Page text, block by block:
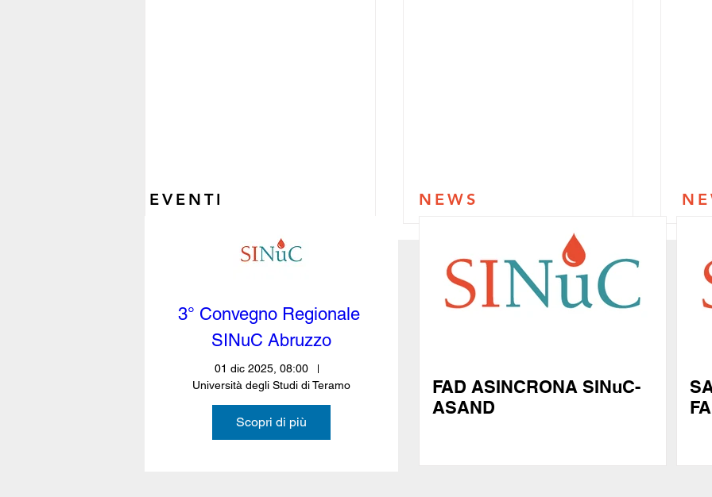
FAD ASINCRONA SINuC-
SAVE THE DATE:
FARMASINuC
IX
EVENTI
3° Convegno Regionale
SINuC Abruzzo
01 dic 2025, 08:00
Università degli Studi di Teramo
Scopri di più
NEWS
FAD ASINCRONA SINuC-
ASAND